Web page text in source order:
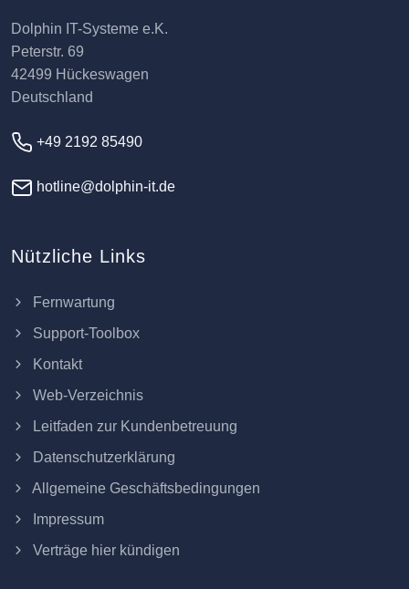
Dolphin IT-Systeme e.K.
Peterstr. 69
42499 Hückeswagen
Deutschland
+49 2192 85490
hotline@dolphin-it.de
Nützliche Links
Fernwartung
Support-Toolbox
Kontakt
Web-Verzeichnis
Leitfaden zur Kundenbetreuung
Datenschutzerklärung
Allgemeine Geschäftsbedingungen
Impressum
Verträge hier kündigen